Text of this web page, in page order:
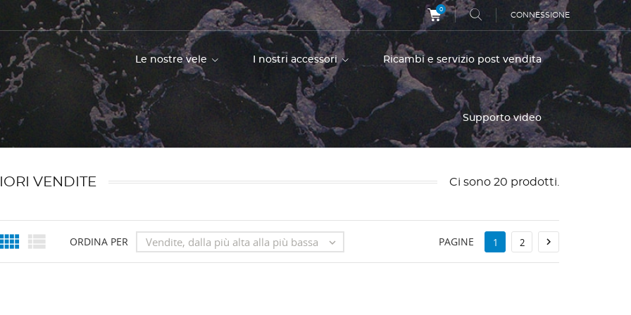
0
CONNESSIONE
Le nostre vele I nostri accessori Ricambi e servizio post vendita
Supporto video
VENDITE Ci sono 20 prodotti.
  ORDINA PER Vendite, dalla più alta alla più bassa  PAGINE 1 2 